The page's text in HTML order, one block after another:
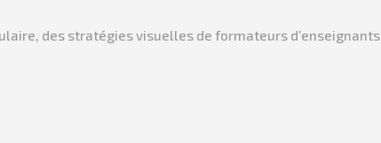
des stratégies visuelles de formateurs d’enseignants